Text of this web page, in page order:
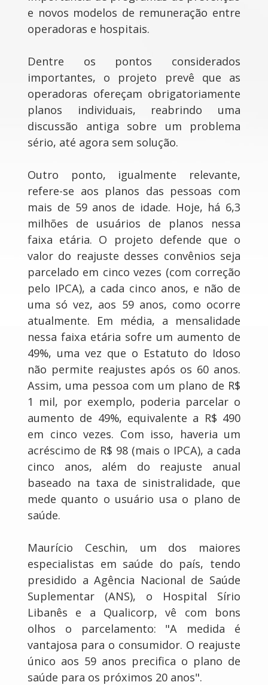
e novos modelos de remuneração entre
operadoras e hospitais.
Dentre os pontos considerados
importantes, o projeto prevê que as
operadoras ofereçam obrigatoriamente
planos individuais, reabrindo uma
discussão antiga sobre um problema
sério, até agora sem solução.
Outro ponto, igualmente relevante,
refere-se aos planos das pessoas com
mais de 59 anos de idade. Hoje, há 6,3
milhões de usuários de planos nessa
faixa etária. O projeto defende que o
valor do reajuste desses convênios seja
parcelado em cinco vezes (com correção
pelo IPCA), a cada cinco anos, e não de
uma só vez, aos 59 anos, como ocorre
atualmente. Em média, a mensalidade
nessa faixa etária sofre um aumento de
49%, uma vez que o Estatuto do Idoso
não permite reajustes após os 60 anos.
Assim, uma pessoa com um plano de R$
1 mil, por exemplo, poderia parcelar o
aumento de 49%, equivalente a R$ 490
em cinco vezes. Com isso, haveria um
acréscimo de R$ 98 (mais o IPCA), a cada
cinco anos, além do reajuste anual
baseado na taxa de sinistralidade, que
mede quanto o usuário usa o plano de
saúde.
Maurício Ceschin, um dos maiores
especialistas em saúde do país, tendo
presidido a Agência Nacional de Saúde
Suplementar (ANS), o Hospital Sírio
Libanês e a Qualicorp, vê com bons
olhos o parcelamento: "A medida é
vantajosa para o consumidor. O reajuste
único aos 59 anos precifica o plano de
saúde para os próximos 20 anos".